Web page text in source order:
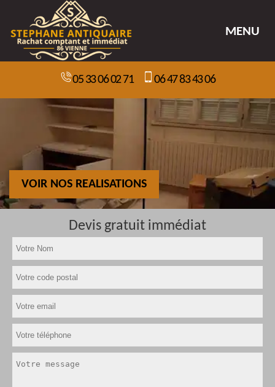
MENU
05 33 06 02 71 06 47 83 43 06
VOIR NOS REALISATIONS
Devis gratuit immédiat